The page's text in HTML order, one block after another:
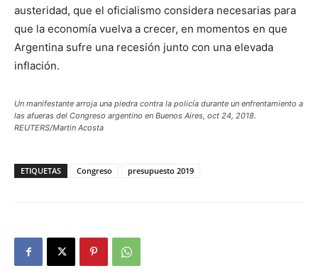
austeridad, que el oficialismo considera necesarias para
que la economía vuelva a crecer, en momentos en que
Argentina sufre una recesión junto con una elevada
inflación.
Un manifestante arroja una piedra contra la policía durante un enfrentamiento a
las afueras del Congreso argentino en Buenos Aires, oct 24, 2018.
REUTERS/Martin Acosta
ETIQUETAS Congreso presupuesto 2019